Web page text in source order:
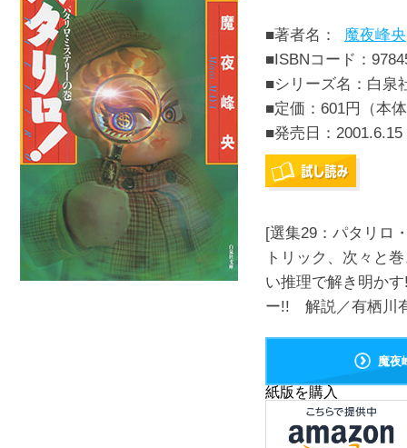
■著者名：
魔夜峰央
■ISBNコード：
■シリーズ名：白泉
■定価：601円（本
■発売日： 2001.6.15
[選集29：パタリロ
トリック、次々と
い推理で解き明か
ー!! 解説／有栖川
魔夜
紙版を購入